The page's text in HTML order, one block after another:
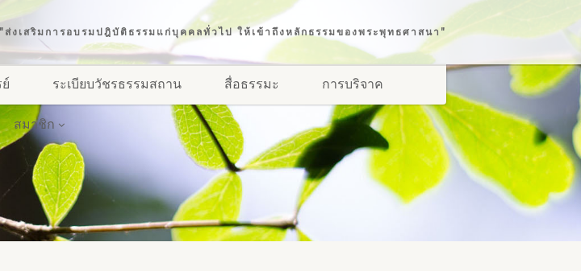
"ส่งเสริมการอบรมปฎิบัติธรรมแก่บุคคลทั่วไป ให้เข้าถึงหลักธรรมของพระพุทธศาสนา"
ระเบียบวัชรธรรมสถาน สื่อธรรมะ การบริจาค
สมาชิก